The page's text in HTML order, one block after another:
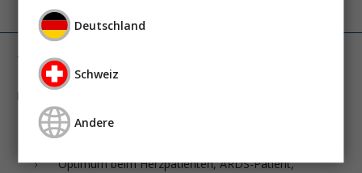
11. Oktober 2018
Infusionskurs XVIII – Precision Volume Management:
Volumenstatus, Hypervolämie, Volumen-Management
Optimum beim Herzpatienten, ARDS-Patient,
Deutschland
Schweiz
Andere